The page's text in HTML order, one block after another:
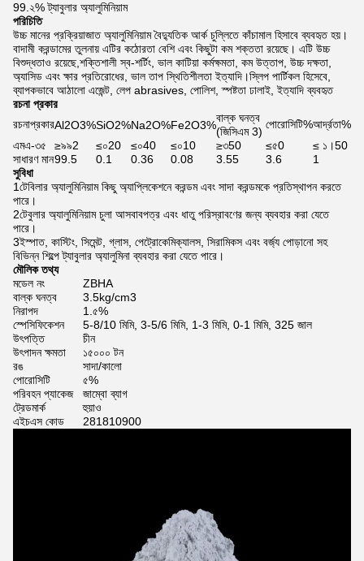
99.২% ট্যাবুলার অ্যালুমিনিয়াম
পরিচিতি
উচ্চ মানের প্রক্রিয়াজাত অ্যালুমিনিয়াম বৈদ্যুতিক আর্ক চুল্লিতে কাঁচামাল হিসাবে ব্যবহৃত হয়।
বাদামী করন্ডামের তুলনায় এটির কঠোরতা বেশি এবং কিছুটা কম শক্ততা রয়েছে। এটি উচ্চ
বিশুদ্ধতাও রয়েছে,শক্তিশালী স্ব-শর্টিং, ভাল কাটিয়া কর্মক্ষমতা, কম উত্তাপ, উচ্চ দক্ষতা,
অ্যাসিড এবং ক্ষার প্রতিরোধের, ভাল তাপ স্থিতিশীলতা ইত্যাদি।স্লিপ পার্টিকল হিসেবে,
ব্যাপকভাবে আঠালো এজেন্ট, লেপ abrasives, পোলিশ, স্পষ্টতা ঢালাই, ইত্যাদি ব্যবহৃত
রচনা প্রকার
রচনাপ্রকারAl2O3%SiO2%Na2O%Fe2O3%
বাল্ক ঘনত্ব
(জিসিএম 3)
পোরোসিটি%আর্দ্রতা%
এমএ-৩৫
≥৯৯2 ≤০20 ≤০40 ≤০10 ≥৩50 ≤৫0
≤ ১।50
সাধারণ মান99.5 0.1 0.36 0.08 3.55 3.6
1
সুবিধা
1টেবিলার অ্যালুমিনিয়াম কিছু অ্যাপ্লিকেশনে করন্ডম এবং সাদা করন্ডমকে প্রতিস্থাপন করতে
পারে।
2টেবুলার অ্যালুমিনিয়াম চুলা আসবাবপত্র এবং ধাতু পরিস্রাবণের জন্য ব্যবহার করা যেতে
পারে।
3ইস্পাত, কাস্টিং, সিমেন্ট, গ্লাস, পেট্রোকেমিক্যালস, সিরামিকস এবং বর্জ্য পোড়ানো সহ
বিভিন্ন শিল্পে ট্যাবুলার অ্যালুমিনা ব্যবহার করা যেতে পারে।
মৌলিক তথ্য
মডেল নং
ZBHA
বাল্ক ঘনত্ব
3.5kg/cm3
নিরাপদ
1.৫%
স্পেসিফিকেশন
5-8/10 মিমি, 3-5/6 মিমি, 1-3 মিমি, 0-1 মিমি, 325 জাল
উৎপত্তি
চীন
উৎপাদন ক্ষমতা
১৫০০০ টন
রঙ
সাদা/কালো
পোরোসিটি
৫%
পরিবহন প্যাকেজ
জাম্বো ব্যাগ
ট্রেডমার্ক
হুয়াও
এইচএস কোড
281810900